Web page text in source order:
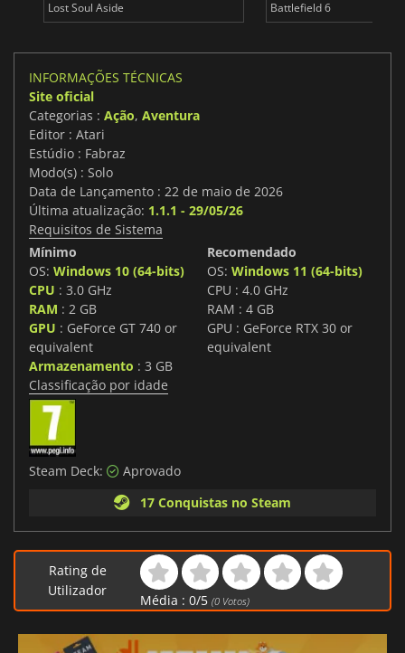
Lost Soul Aside Battlefield 6
INFORMAÇÕES TÉCNICAS
Site oficial
Categorias : Ação, Aventura
Editor : Atari
Estúdio : Fabraz
Modo(s) : Solo
Data de Lançamento : 22 de maio de 2026
Última atualização: 1.1.1 - 29/05/26
Requisitos de Sistema
Mínimo
OS: Windows 10 (64-bits)
CPU : 3.0 GHz
RAM : 2 GB
GPU : GeForce GT 740 or
equivalent
Armazenamento : 3 GB
Recomendado
OS: Windows 11 (64-bits)
CPU : 4.0 GHz
RAM : 4 GB
GPU : GeForce RTX 30 or
equivalent
Classificação por idade
Steam Deck:
Aprovado
17 Conquistas no Steam
Rating de
Utilizador
Média : 0/5 (0Votos)